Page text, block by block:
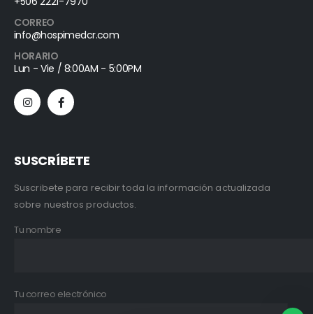
CORREO
info@hospimedcr.com
HORARIO
Lun - Vie / 8:00AM - 5:00PM
SUSCRÍBETE
Suscribete para recibir toda la información actualizada
sobre nuestros productos.
Tu nombre
Tu correo electrónico